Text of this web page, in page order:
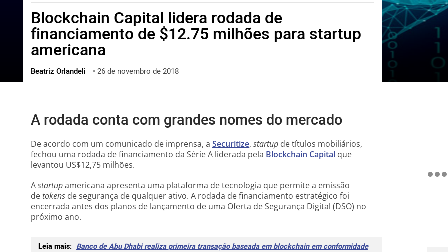
한국어
العربية
ไทย
ქართული
Blockchain Capital lidera rodada de
financiamento de $12.75 milhões para startup
americana
Beatriz Orlandeli • 26 de novembro de 2018
A rodada conta com grandes nomes do mercado
De acordo com um comunicado de imprensa, a Securitize, startup de títulos mobiliários,
fechou uma rodada de financiamento da Série A liderada pela Blockchain Capital que
levantou US$12,75 milhões.
Astartupamericana apresenta uma plataforma de tecnologia que permite a emissão
de tokens de segurança de qualquer ativo. A rodada de financiamento estratégico foi
encerrada antes dos planos de lançamento de uma Oferta de Segurança Digital (DSO) no
próximo ano.
Leia mais: Banco de Abu Dhabi realiza primeira transação baseada em blockchain em conformidade